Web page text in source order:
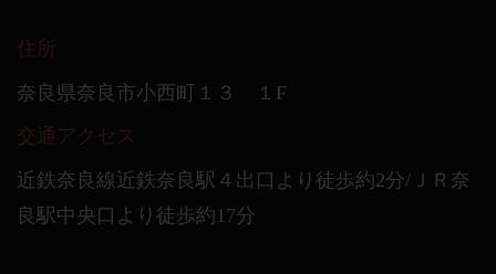
住所
奈良県奈良市小西町１３ １F
交通アクセス
近鉄奈良線近鉄奈良駅４出口より徒歩約2分/ＪＲ奈
良駅中央口より徒歩約17分